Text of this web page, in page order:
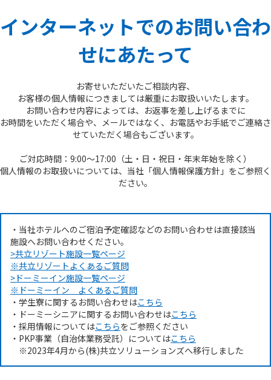
インターネットでのお問い合わ
せにあたって
お寄せいただいたご相談内容、
お客様の個人情報につきましては厳重にお取扱いいたします。
お問い合わせ内容によっては、お返事を差し上げるまでに
お時間をいただく場合や、メールではなく、お電話やお手紙でご連絡さ
せていただく場合もございます。
ご対応時間：9:00～17:00（土・日・祝日・年末年始を除く）
個人情報のお取扱いについては、当社「個人情報保護方針」をご参照く
ださい。
・当社ホテルへのご宿泊予定確認などのお問い合わせは直接該当
施設へお問い合わせください。
>共立リゾート施設一覧ページ
※共立リゾートよくあるご質問
>ドーミーイン施設一覧ページ
※ドーミーイン よくあるご質問
・学生寮に関するお問い合わせはこちら
・ドーミーシニアに関するお問い合わせはこちら
・採用情報についてはこちらをご参照ください
・PKP事業（自治体業務受託）についてはこちら
※2023年4月から(株)共立ソリューションズへ移行しました